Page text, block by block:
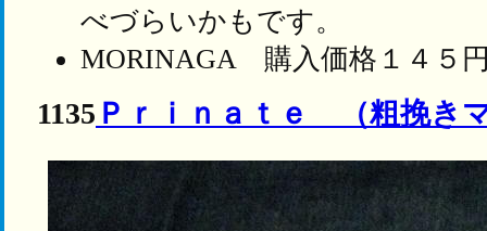
べづらいかもです。
MORINAGA 購入価格１４５
1135 Ｐｒｉｎａｔｅ （粗挽き